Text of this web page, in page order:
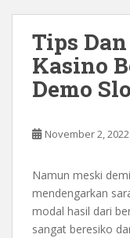
Tips
Kasino
Demo
November 2, 2022
Namun meski
mendengarkan
modal hasil dari
sangat beresiko